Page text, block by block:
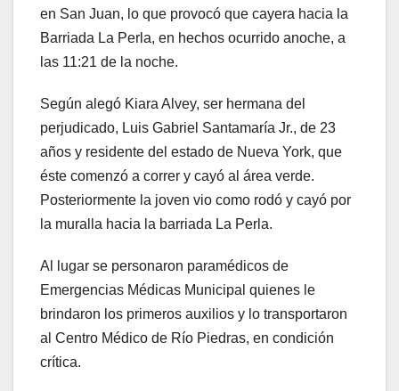
en San Juan, lo que provocó que cayera hacia la
Barriada La Perla, en hechos ocurrido anoche, a
las 11:21 de la noche.
Según alegó Kiara Alvey, ser hermana del
perjudicado, Luis Gabriel Santamaría Jr., de 23
años y residente del estado de Nueva York, que
éste comenzó a correr y cayó al área verde.
Posteriormente la joven vio como rodó y cayó por
la muralla hacia la barriada La Perla.
Al lugar se personaron paramédicos de
Emergencias Médicas Municipal quienes le
brindaron los primeros auxilios y lo transportaron
al Centro Médico de Río Piedras, en condición
crítica.